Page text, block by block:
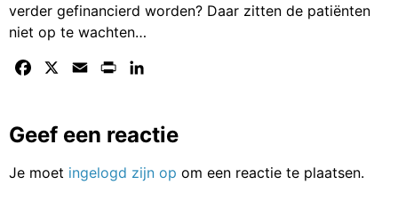
verder gefinancierd worden? Daar zitten de patiënten
niet op te wachten…
Facebook Email Print
Geef een reactie
Je moet ingelogd zijn op om een reactie te plaatsen.